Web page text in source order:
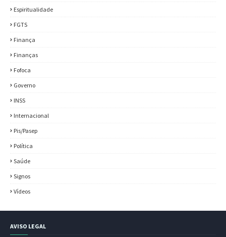
Espiritualidade
FGTS
Finança
Finanças
Fofoca
Governo
INSS
Internacional
Pis/Pasep
Política
Saúde
Signos
Vídeos
AVISO LEGAL